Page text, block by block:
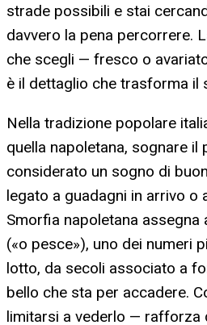
strade possibili e stai
davvero la pena percorrere.
che scegli — fresco o
è il dettaglio che trasforma il
Nella tradizione popolare
quella napoletana, sognare il
considerato un sogno di
legato a guadagni in arrivo o
Smorfia napoletana assegna
(«o pesce»), uno dei numeri
lotto, da secoli associato a
bello che sta per accadere.
limitarsi a vederlo — rafforza